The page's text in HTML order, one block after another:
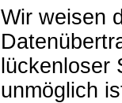
Wir weisen
lückenloser
unmöglich